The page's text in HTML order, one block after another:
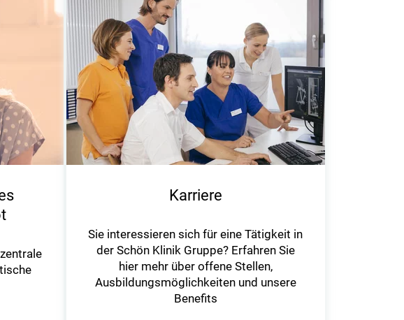
Karriere
Sie interessieren sich für eine Tätigkeit in
der Schön Klinik Gruppe? Erfahren Sie
hier mehr über offene Stellen,
Ausbildungsmöglichkeiten und unsere
Benefits